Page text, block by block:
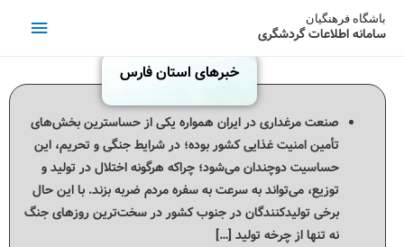
باشگاه فرهنگیان
سامانه اطلاعات گردشگری
خبرهای استان فارس
صنعت مرغداری در ایران همواره یکی از حساسترین بخش‌های
تأمین امنیت غذایی کشور بوده؛ در شرایط جنگی و تحریم، این
حساسیت دوچندان می‌شود؛ چراکه هرگونه اختلال در تولید و
توزیع، می‌تواند به سرعت به سفره مردم ضربه بزند. با این حال
برخی تولیدکنندگان در جنوب کشور در سخت‌ترین روزهای جنگ
نه تنها از چرخه تولید […]